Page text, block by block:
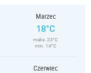
Marzec
18°C
maks. 23°C
min. 14°C
Czerwiec